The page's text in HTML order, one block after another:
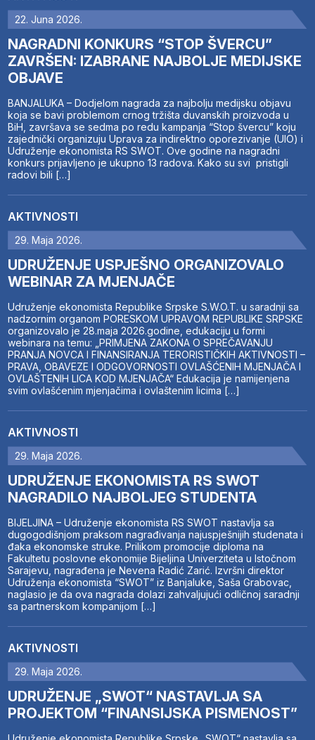
22. Juna 2026.
NAGRADNI KONKURS “STOP ŠVERCU”
ZAVRŠEN: IZABRANE NAJBOLJE MEDIJSKE
OBJAVE
BANJALUKA – Dodjelom nagrada za najbolju medijsku objavu
koja se bavi problemom crnog tržišta duvanskih proizvoda u
BiH, završava se sedma po redu kampanja “Stop švercu” koju
zajednički organizuju Uprava za indirektno oporezivanje (UIO) i
Udruženje ekonomista RS SWOT. Ove godine na nagradni
konkurs prijavljeno je ukupno 13 radova. Kako su svi pristigli
radovi bili […]
AKTIVNOSTI
29. Maja 2026.
UDRUŽENJE USPJEŠNO ORGANIZOVALO
WEBINAR ZA MJENJAČE
Udruženje ekonomista Republike Srpske S.W.O.T. u saradnji sa
nadzornim organom PORESKOM UPRAVOM REPUBLIKE SRPSKE
organizovalo je 28.maja 2026.godine, edukaciju u formi
webinara na temu: „PRIMJENA ZAKONA O SPREČAVANJU
PRANJA NOVCA I FINANSIRANJA TERORISTIČKIH AKTIVNOSTI –
PRAVA, OBAVEZE I ODGOVORNOSTI OVLAŠĆENIH MJENJAČA I
OVLAŠTENIH LICA KOD MJENJAČA“ Edukacija je namijenjena
svim ovlašćenim mjenjačima i ovlaštenim licima […]
AKTIVNOSTI
29. Maja 2026.
UDRUŽENJE EKONOMISTA RS SWOT
NAGRADILO NAJBOLJEG STUDENTA
BIJELJINA – Udruženje ekonomista RS SWOT nastavlja sa
dugogodišnjom praksom nagrađivanja najuspješnijih studenata i
đaka ekonomske struke. Prilikom promocije diploma na
Fakultetu poslovne ekonomije Bijeljina Univerziteta u Istočnom
Sarajevu, nagrađena je Nevena Radić Zarić. Izvršni direktor
Udruženja ekonomista “SWOT” iz Banjaluke, Saša Grabovac,
naglasio je da ova nagrada dolazi zahvaljujući odličnoj saradnji
sa partnerskom kompanijom […]
AKTIVNOSTI
29. Maja 2026.
UDRUŽENJE „SWOT“ NASTAVLJA SA
PROJEKTOM “FINANSIJSKA PISMENOST”